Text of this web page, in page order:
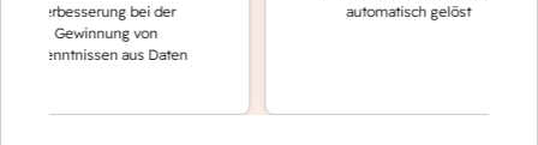
Verbesserung bei der
Gewinnung von
aus Daten
automatisch gelöst